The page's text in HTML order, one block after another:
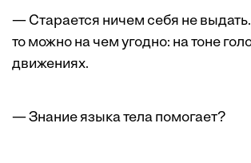
— Старается ничем себя не
то можно на чем угодно: на тоне
движениях.
— Знание языка тела помогает?